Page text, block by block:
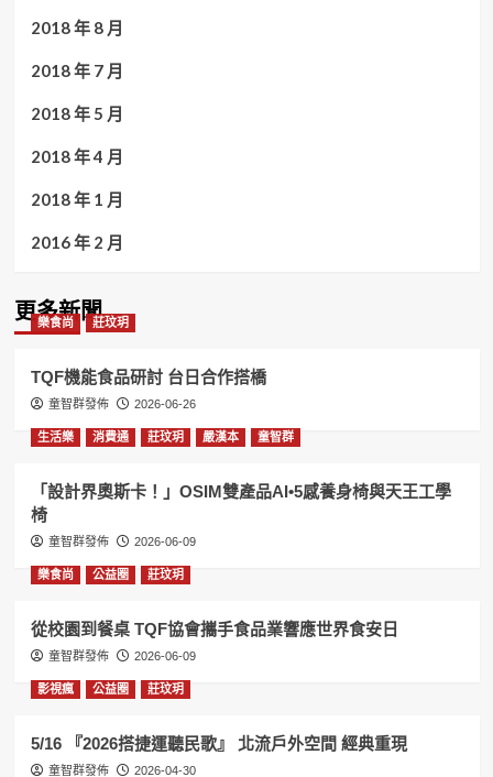
2018 年 8 月
2018 年 7 月
2018 年 5 月
2018 年 4 月
2018 年 1 月
2016 年 2 月
更多新聞
樂食尚 莊玟玥
TQF機能食品研討 台日合作搭橋
童智群發佈 2026-06-26
生活樂 消費通 莊玟玥 嚴漢本 童智群
「設計界奧斯卡！」OSIM雙產品AI•5感養身椅與天王工學
椅
童智群發佈 2026-06-09
樂食尚 公益圈 莊玟玥
從校園到餐桌 TQF協會攜手食品業響應世界食安日
童智群發佈 2026-06-09
影視瘋 公益圈 莊玟玥
5/16 『2026搭捷運聽民歌』 北流戶外空間 經典重現
童智群發佈 2026-04-30